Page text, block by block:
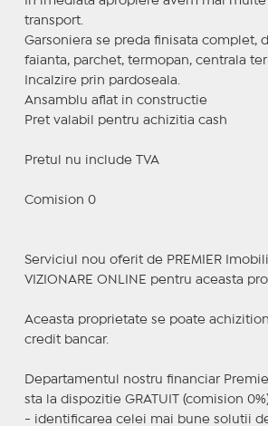
transport.
Garsoniera se preda finisata complet,
faianta, parchet, termopan, centrala
Incalzire prin pardoseala.
Ansamblu aflat in constructie
Pret valabil pentru achizitia cash
Pretul nu include TVA
Comision 0
Serviciul nou oferit de PREMIER
VIZIONARE ONLINE pentru aceasta
Aceasta proprietate se poate
credit bancar.
Departamentul nostru financiar
sta la dispozitie GRATUIT (comision
- identificarea celei mai bune solutii